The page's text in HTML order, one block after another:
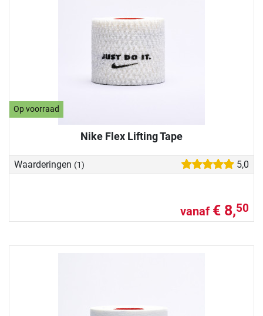
Op voorraad
Nike Flex Lifting Tape
Waarderingen (1) 5,0
vanaf € 8,50